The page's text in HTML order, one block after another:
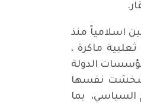
اسلامياً منذ
ماكرة ،
الدولة
خشخشت نفسها
السياسي، بما